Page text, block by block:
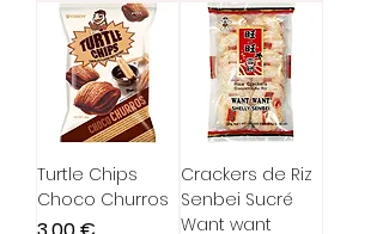
Turtle Chips
Choco Churros
Crackers de Riz
Senbei Sucré
Want want